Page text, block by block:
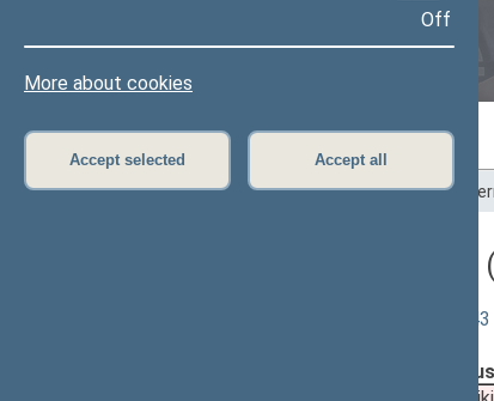
Off
More about cookies
Accept selected Accept all
Sitting in progress Plenary sittings
Home>Plenary sittings>Parliamentary
Darbotvarkės
Sveikatos draudimo įstatymo Nr. I-
Lietuvos Respublikos